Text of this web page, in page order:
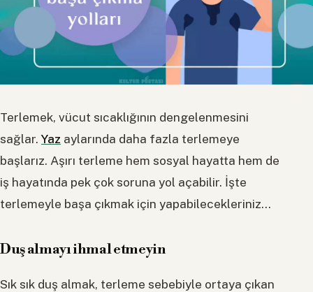
Terlemek, vücut sıcaklığının dengelenmesini
sağlar. Yaz aylarında daha fazla terlemeye
başlarız. Aşırı terleme hem sosyal hayatta hem de
iş hayatında pek çok soruna yol açabilir. İşte
terlemeyle başa çıkmak için yapabilecekleriniz…
Duş almayı ihmal etmeyin
Sık sık duş almak, terleme sebebiyle ortaya çıkan